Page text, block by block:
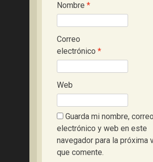
Nombre *
Correo
electrónico *
Web
Guarda mi nombre, correo
electrónico y web en este
navegador para la próxima
que comente.